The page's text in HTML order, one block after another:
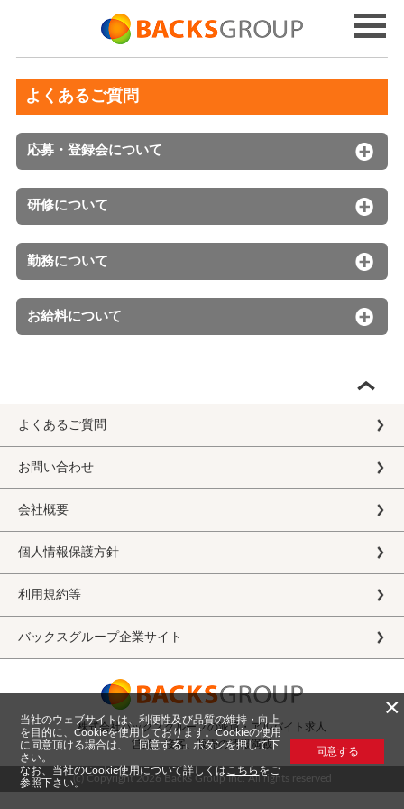
よくあるご質問
応募・登録会について
研修について
勤務について
お給料について
よくあるご質問
お問い合わせ
会社概要
個人情報保護方針
利用規約等
バックスグループ企業サイト
株式会社バックスグループの派遣・アルバイト求人
営業、接客、販売の情報満載
(c) Copyright2026 Backs Group Inc. All rights reserved
×
当社のウェブサイトは、利便性及び品質の維持・向上
を目的に、Cookieを使用しております。Cookieの使用
に同意頂ける場合は、「同意する」ボタンを押して下
さい。
なお、当社のCookie使用について詳しくは こちら をご
参照下さい。
同意する